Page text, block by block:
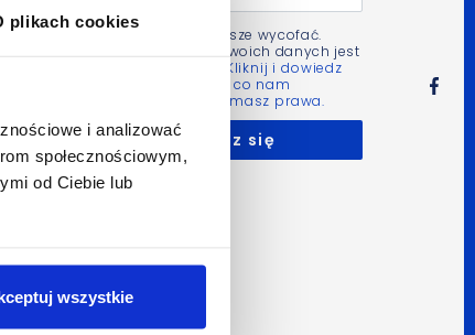
plikach cookies
i analizować
społecznościowym,
od Ciebie lub
wszystkie
Zgodę możesz zawsze wycofać.
Administratorem Twoich danych jest
Kliknij i dowiedz
się więcej m.in. po co nam
Twoje dane i jakie masz prawa.